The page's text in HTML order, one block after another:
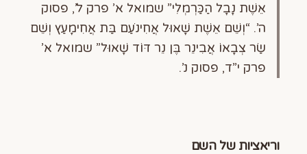
אֵשֶׁת נָבָל הַכַּרְמְלִי” שמואל א’ פרק ל’, פסוק
ה’. “וְשֵׁם אֵשֶׁת שָׁאוּל אֲחִינֹעַם בַּת אֲחִימָעַץ וְשֵׁם
שַׂר צְבָאוֹ אֲבִינֵר בֶּן נֵר דּוֹד שָׁאוּל” שמואל א’
פרק י”ד, פסוק נ’.
וריאציות של השם